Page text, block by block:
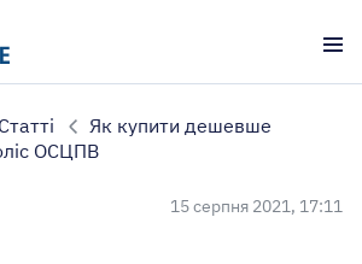
Статті
Як купити дешевше
ОСЦПВ
15 серпня 2021, 17:11